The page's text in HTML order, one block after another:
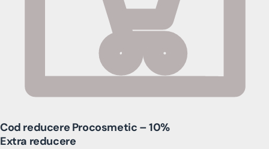
Cod reducere Procosmetic – 10%
Extra reducere